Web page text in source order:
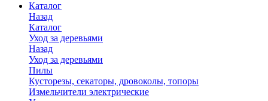
Каталог
Назад
Каталог
Уход за деревьями
Назад
Уход за деревьями
Пилы
Кусторезы, секаторы, дровоколы, топоры
Измельчители электрические